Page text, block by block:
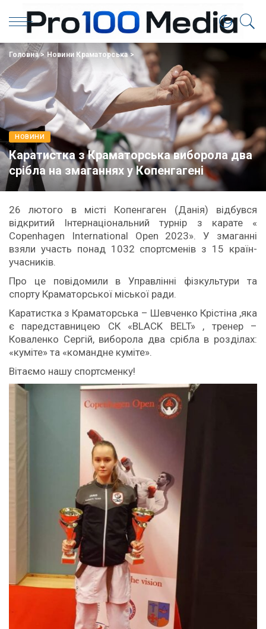
Головна> Новини Краматорська>
НОВИНИ
Каратистка з Краматорська виборола два
срібла на змаганнях у Копенгагені
26 лютого в місті Копенгаген (Данія) відбувся
відкритий Інтернаціональний турнір з карате «
Copenhagen International Open 2023». У змаганні
взяли участь понад 1032 спортсменів з 15 країн-
учасників.
Про це повідомили в Управлінні фізкультури та
спорту Краматорської міської ради.
Каратистка з Краматорська – Шевченко Крістіна ,яка
є паредставницею СК «BLACK BELT» , тренер –
Коваленко Сергій, виборола два срібла в розділах:
«куміте» та «командне куміте».
Вітаємо нашу спортсменку!